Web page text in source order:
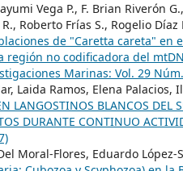
Vega P., F. Brian Riverón
R., Roberto Frías S., Rogelio
de "Caretta careta" en
región no codificadora del
Marinas: Vol. 29
Laida Ramos, Elena Palacios,
LANGOSTINOS BLANCOS
DURANTE CONTINUO
Moral-Flores, Eduardo